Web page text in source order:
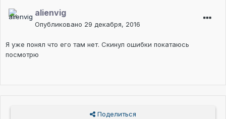
alienvig
Опубликовано 29 декабря, 2016
Я уже понял что его там нет. Скинул ошибки покатаюсь
посмотрю
Поделиться